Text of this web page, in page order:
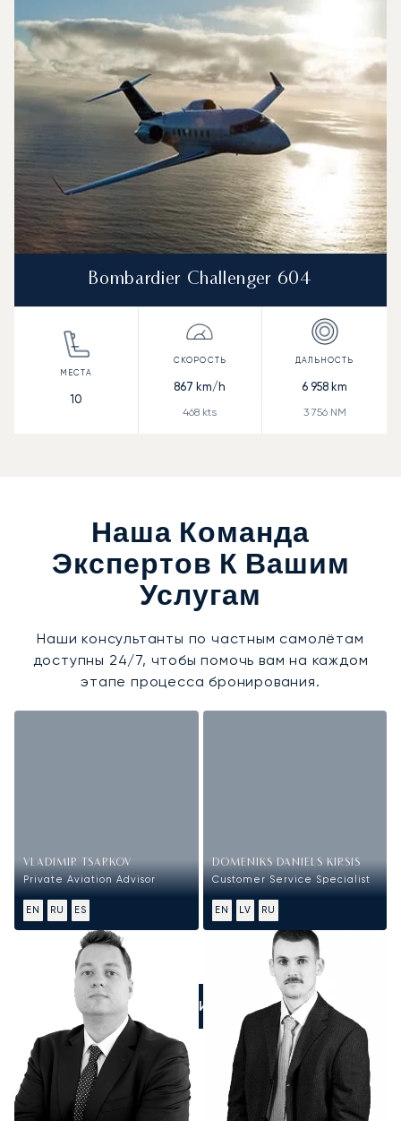
Bombardier Challenger 604
10
867 km/h
468 kts
6 958 km
3 756NM
Наша Команда
Экспертов К Вашим
Услугам
Наши консультанты по частным самолётам
доступны 24/7, чтобы помочь вам на каждом
этапе процесса бронирования.
VLADIMIR TSARKOV
Private Aviation Advisor
EN RU ES
DOMENIKS DANIELS KIRSIS
Customer Service Specialist
EN LV RU
ПОЗВОНИТЕ НАМ